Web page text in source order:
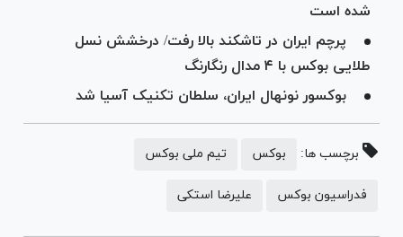
شده است
پرچم ایران در تاشکند بالا رفت/ درخشش نسل
طلایی بوکس با ۴ مدال رنگارنگ
بوکسور نونهال ایران، سلطان تکنیک آسیا شد
برچسب ها: بوکس تیم ملی بوکس
فدراسیون بوکس علیرضا استکی